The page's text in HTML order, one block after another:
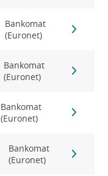
Bankomat
(Euronet)
Bankomat
(Euronet)
Bankomat
(Euronet)
Bankomat
(Euronet)